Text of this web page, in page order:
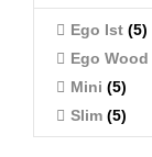
Ego Ist (5)
Ego Wood
Mini (5)
Slim (5)